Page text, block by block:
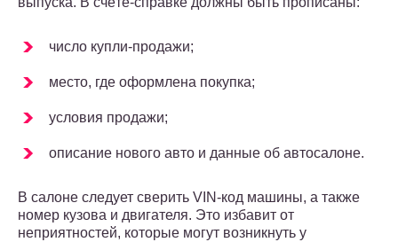
число купли-продажи;
место, где оформлена покупка;
условия продажи;
описание нового авто и данные об автосалоне.
В салоне следует сверить VIN-код машины, а также
номер кузова и двигателя. Это избавит от
неприятностей, которые могут возникнуть у